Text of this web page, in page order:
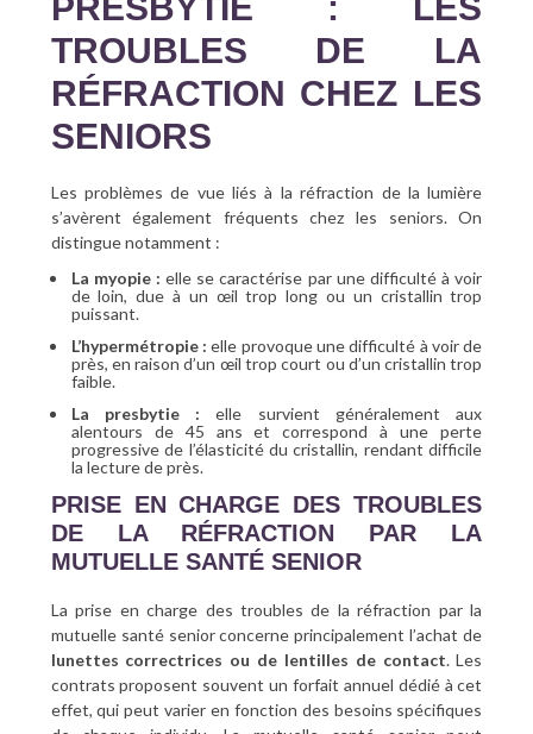
TROUBLES DE LA
RÉFRACTION CHEZ LES
SENIORS
Les problèmes de vue liés à la réfraction de la lumière
s’avèrent également fréquents chez les seniors. On
distingue notamment :
La myopie : elle se caractérise par une difficulté à voir
de loin, due à un œil trop long ou un cristallin trop
puissant.
L’hypermétropie : elle provoque une difficulté à voir de
près, en raison d’un œil trop court ou d’un cristallin trop
faible.
La presbytie : elle survient généralement aux
alentours de 45 ans et correspond à une perte
progressive de l’élasticité du cristallin, rendant difficile
la lecture de près.
PRISE EN CHARGE DES TROUBLES
DE LA RÉFRACTION PAR LA
MUTUELLE SANTÉ SENIOR
La prise en charge des troubles de la réfraction par la
mutuelle santé senior concerne principalement l’achat de
lunettes correctrices ou de lentilles de contact. Les
contrats proposent souvent un forfait annuel dédié à cet
effet, qui peut varier en fonction des besoins spécifiques